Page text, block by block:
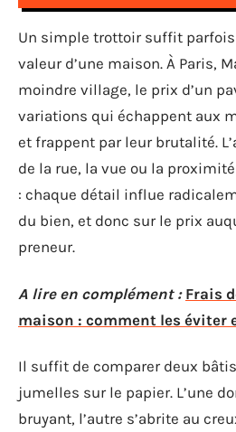
Un simple trottoir suffit
valeur d’une maison. À Paris,
moindre village, le prix d’un
variations qui échappent aux
et frappent par leur brutalité.
de la rue, la vue ou la
: chaque détail influe
du bien, et donc sur le prix
preneur.
A lire en complément : Frais
maison : comment les éviter
Il suffit de comparer deux
jumelles sur le papier. L’une
bruyant, l’autre s’abrite au